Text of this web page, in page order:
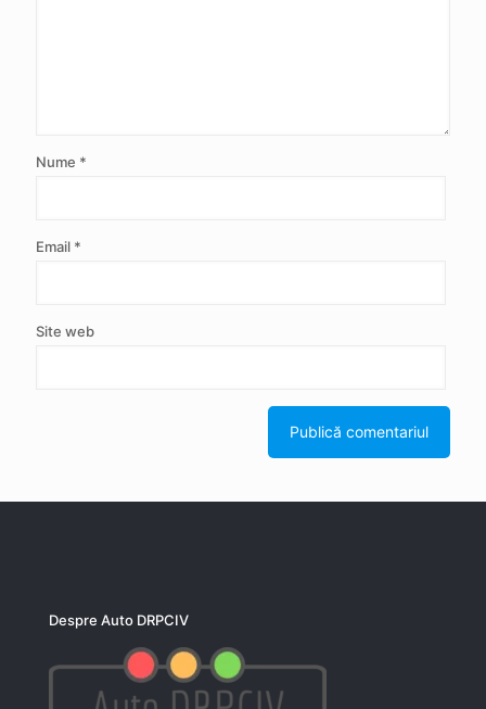
Nume *
Email *
Site web
Despre Auto DRPCIV